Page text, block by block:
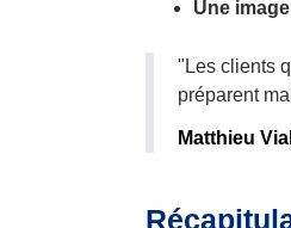
Une
"Les clients
préparent
Matthieu